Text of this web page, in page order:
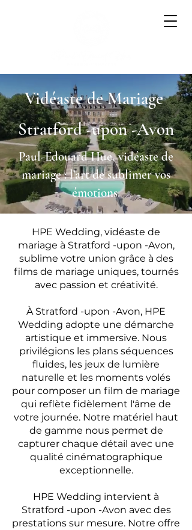
Vidéaste de Mariage
Stratford -upon -Avon
Paul-Edouard Hue, vidéaste de
mariage : l’art de sublimer vos
émotions.
HPE Wedding, vidéaste de
mariage à Stratford -upon -Avon,
sublime votre union grâce à des
films de mariage uniques, tournés
avec passion et créativité.
À Stratford -upon -Avon, HPE
Wedding adopte une démarche
artistique et immersive. Nous
privilégions les plans séquences
fluides, les jeux de lumière
naturelle et les moments volés
pour composer un film de mariage
qui reflète fidèlement l'âme de
votre journée. Notre matériel haut
de gamme nous permet de
capturer chaque détail avec une
qualité cinématographique
exceptionnelle.
HPE Wedding intervient à
Stratford -upon -Avon avec des
prestations sur mesure. Notre offre